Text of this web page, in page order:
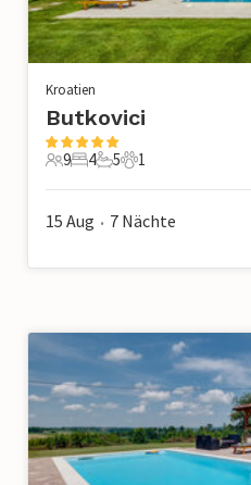
Kroatien
Butkovici
9 Gäste
9
4 Schlafzimmer
4
5 Badezimmer
5
1 Haustier
1
15 Aug • 7 Nächte